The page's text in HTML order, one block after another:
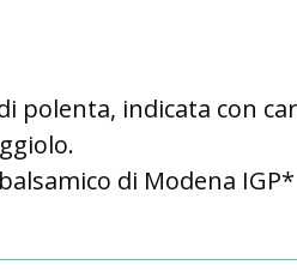
polenta, indicata con
di Modena IGP*